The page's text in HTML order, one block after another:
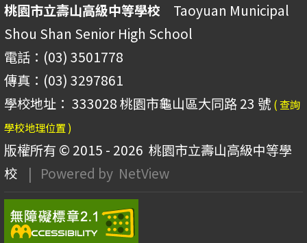
桃園市立壽山高級中等學校 Taoyuan Municipal
Shou Shan Senior High School
電話：(03) 3501778
傳真：(03) 3297861
學校地址： 333028 桃園市龜山區大同路 23 號 ( 查詢
學校地理位置 )
版權所有 © 2015 - 2026 桃園市立壽山高級中等學
校
| Powered by NetView